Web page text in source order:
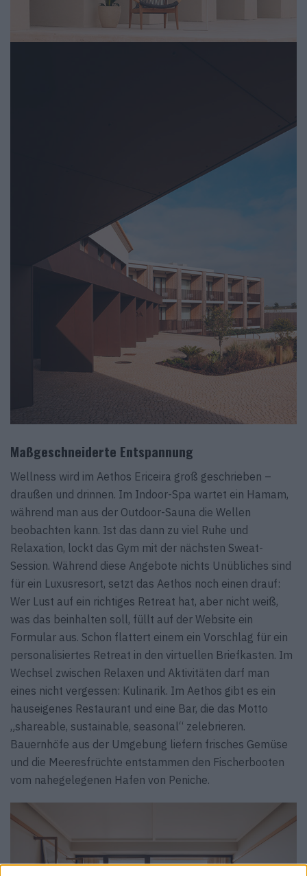
Maßgeschneiderte Entspannung
Wellness wird im Aethos Ericeira groß geschrieben –
draußen und drinnen. Im Indoor-Spa wartet ein Hamam,
während man aus der Outdoor-Sauna die Wellen
beobachten kann. Ist das dann zu viel Ruhe und
Relaxation, lockt das Gym mit der nächsten Sweat-
Session. Während diese Angebote nichts Unübliches sind
für ein Luxusresort, setzt das Aethos noch einen drauf:
Wer Lust auf ein richtiges Retreat hat, aber nicht weiß,
was das beinhalten soll, füllt auf der Website ein
Formular aus. Schon flattert einem ein Vorschlag für ein
personalisiertes Retreat in den virtuellen Briefkasten. Im
Wechsel zwischen Relaxen und Aktivitäten darf man
eines nicht vergessen: Kulinarik. Im Aethos gibt es ein
hauseigenes Restaurant und eine Bar, die das Motto
„shareable, sustainable, seasonal“ zelebrieren.
Bauernhöfe aus der Umgebung liefern frisches Gemüse
und die Meeresfrüchte entstammen den Fischerbooten
vom nahegelegenen Hafen von Peniche.